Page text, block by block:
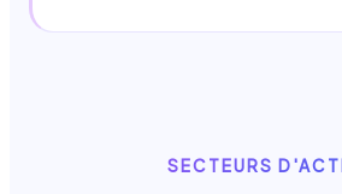
SECTEURS